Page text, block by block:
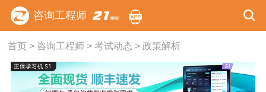
咨询工程师
首页> 咨询工程师> 考试动态 > 政策解析